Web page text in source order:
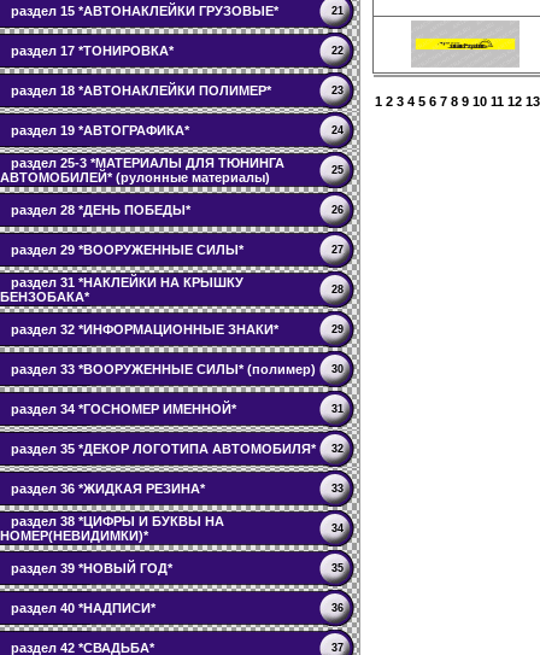
раздел 15 *АВТОНАКЛЕЙКИ ГРУЗОВЫЕ* 21
раздел 17 *ТОНИРОВКА* 22
раздел 18 *АВТОНАКЛЕЙКИ ПОЛИМЕР* 23
раздел 19 *АВТОГРАФИКА* 24
раздел 25-3 *МАТЕРИАЛЫ ДЛЯ ТЮНИНГА
АВТОМОБИЛЕЙ* (рулонные материалы)
25
раздел 28 *ДЕНЬ ПОБЕДЫ* 26
раздел 29 *ВООРУЖЕННЫЕ СИЛЫ* 27
раздел 31 *НАКЛЕЙКИ НА КРЫШКУ
БЕНЗОБАКА*
28
раздел 32 *ИНФОРМАЦИОННЫЕ ЗНАКИ* 29
раздел 33 *ВООРУЖЕННЫЕ СИЛЫ* (полимер) 30
раздел 34 *ГОСНОМЕР ИМЕННОЙ* 31
раздел 35 *ДЕКОР ЛОГОТИПА АВТОМОБИЛЯ* 32
раздел 36 *ЖИДКАЯ РЕЗИНА* 33
раздел 38 *ЦИФРЫ И БУКВЫ НА
НОМЕР(НЕВИДИМКИ)*
34
раздел 39 *НОВЫЙ ГОД* 35
раздел 40 *НАДПИСИ* 36
раздел 42 *СВАДЬБА* 37
1 2 3 4 5 6 7 8 9 10 11 12 13